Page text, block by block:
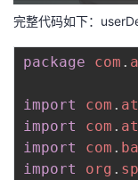
学
堂
我
的
我
持
我
的
技
我
的
完整代码如下：
package com .
import com .
import
com .
import
com .
import
org .